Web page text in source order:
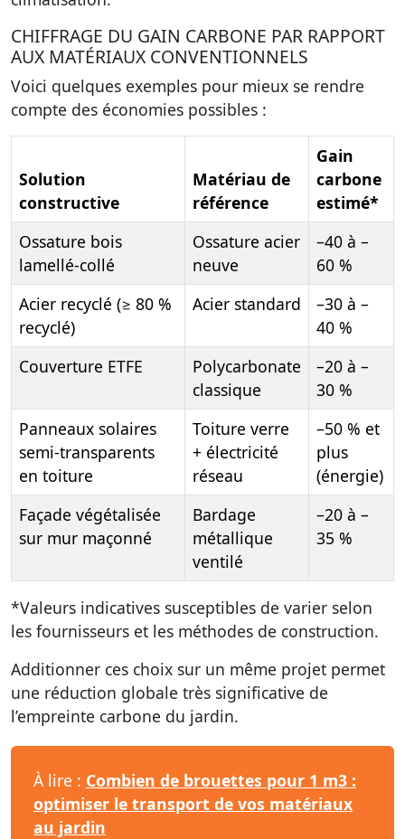
CHIFFRAGE DU GAIN CARBONE PAR RAPPORT
AUX MATÉRIAUX CONVENTIONNELS
Voici quelques exemples pour mieux se rendre
compte des économies possibles :
Solution
constructive
Matériau de
référence
Gain
carbone
estimé*
Ossature bois
lamellé-collé
Ossature acier
neuve
–40 à –
60 %
Acier recyclé (≥ 80 %
recyclé)
Acier standard
–30 à –
40 %
Couverture ETFE
Polycarbonate
classique
–20 à –
30 %
Panneaux solaires
semi-transparents
en toiture
Toiture verre
+ électricité
réseau
–50 % et
plus
(énergie)
Façade végétalisée
sur mur maçonné
Bardage
métallique
ventilé
–20 à –
35 %
*Valeurs indicatives susceptibles de varier selon
les fournisseurs et les méthodes de construction.
Additionner ces choix sur un même projet permet
une réduction globale très significative de
l’empreinte carbone du jardin.
À lire : Combien de brouettes pour 1 m3 :
optimiser le transport de vos matériaux
au jardin